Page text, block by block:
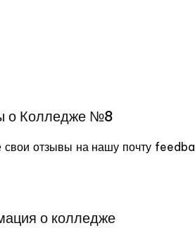
о Колледже №8
отзывы на нашу почту
о колледже